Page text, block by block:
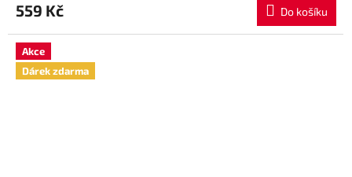
559 Kč Do košíku
Akce
Dárek zdarma